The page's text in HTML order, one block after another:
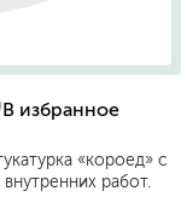
В избранное
«короед» с
работ.